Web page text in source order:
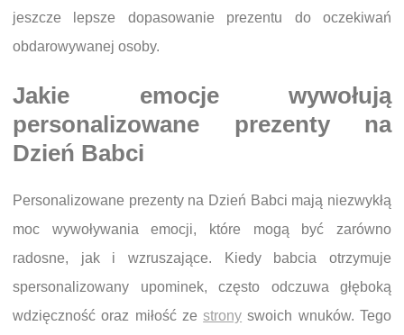
jeszcze lepsze dopasowanie prezentu do oczekiwań
obdarowywanej osoby.
Jakie emocje wywołują
personalizowane prezenty na
Dzień Babci
Personalizowane prezenty na Dzień Babci mają niezwykłą
moc wywoływania emocji, które mogą być zarówno
radosne, jak i wzruszające. Kiedy babcia otrzymuje
spersonalizowany upominek, często odczuwa głęboką
wdzięczność oraz miłość zestrony swoich wnuków. Tego